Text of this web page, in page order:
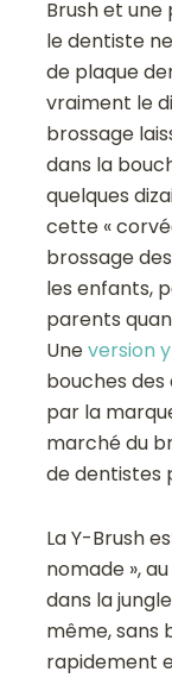
Brush et
le dentiste
de plaque
vraiment le
brossage
dans la
quelques
cette «
brossage
les enfants,
parents
Uneversion
bouches
par la
marché du
de dentistes
La Y-Brush
nomade »,
dans la
même, sans
rapidement